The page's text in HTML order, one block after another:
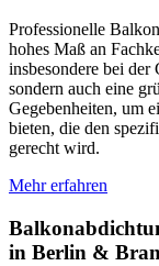
Professionelle
hohes Maß an
insbesondere bei der
sondern auch eine
Gegebenheiten, um
bieten, die den
gerecht wird.
Mehr erfahren
in Berlin &